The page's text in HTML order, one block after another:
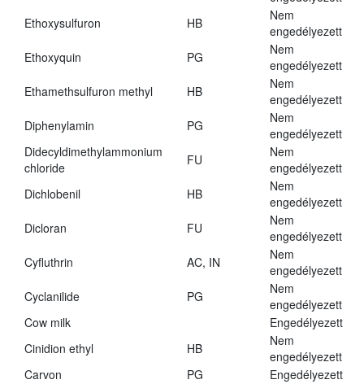
Ethoxysulfuron
HB
Nem
engedélyezett
Ethoxyquin
PG
Nem
engedélyezett
Ethamethsulfuron methyl
HB
Nem
engedélyezett
Diphenylamin
PG
Nem
engedélyezett
Didecyldimethylammonium
chloride
FU
Nem
engedélyezett
Dichlobenil
HB
Nem
engedélyezett
Dicloran
FU
Nem
engedélyezett
Cyfluthrin
AC, IN
Nem
engedélyezett
Cyclanilide
PG
Nem
engedélyezett
Cow milk
Engedélyezett
Cinidion ethyl
HB
Nem
engedélyezett
Carvon
PG Engedélyezett